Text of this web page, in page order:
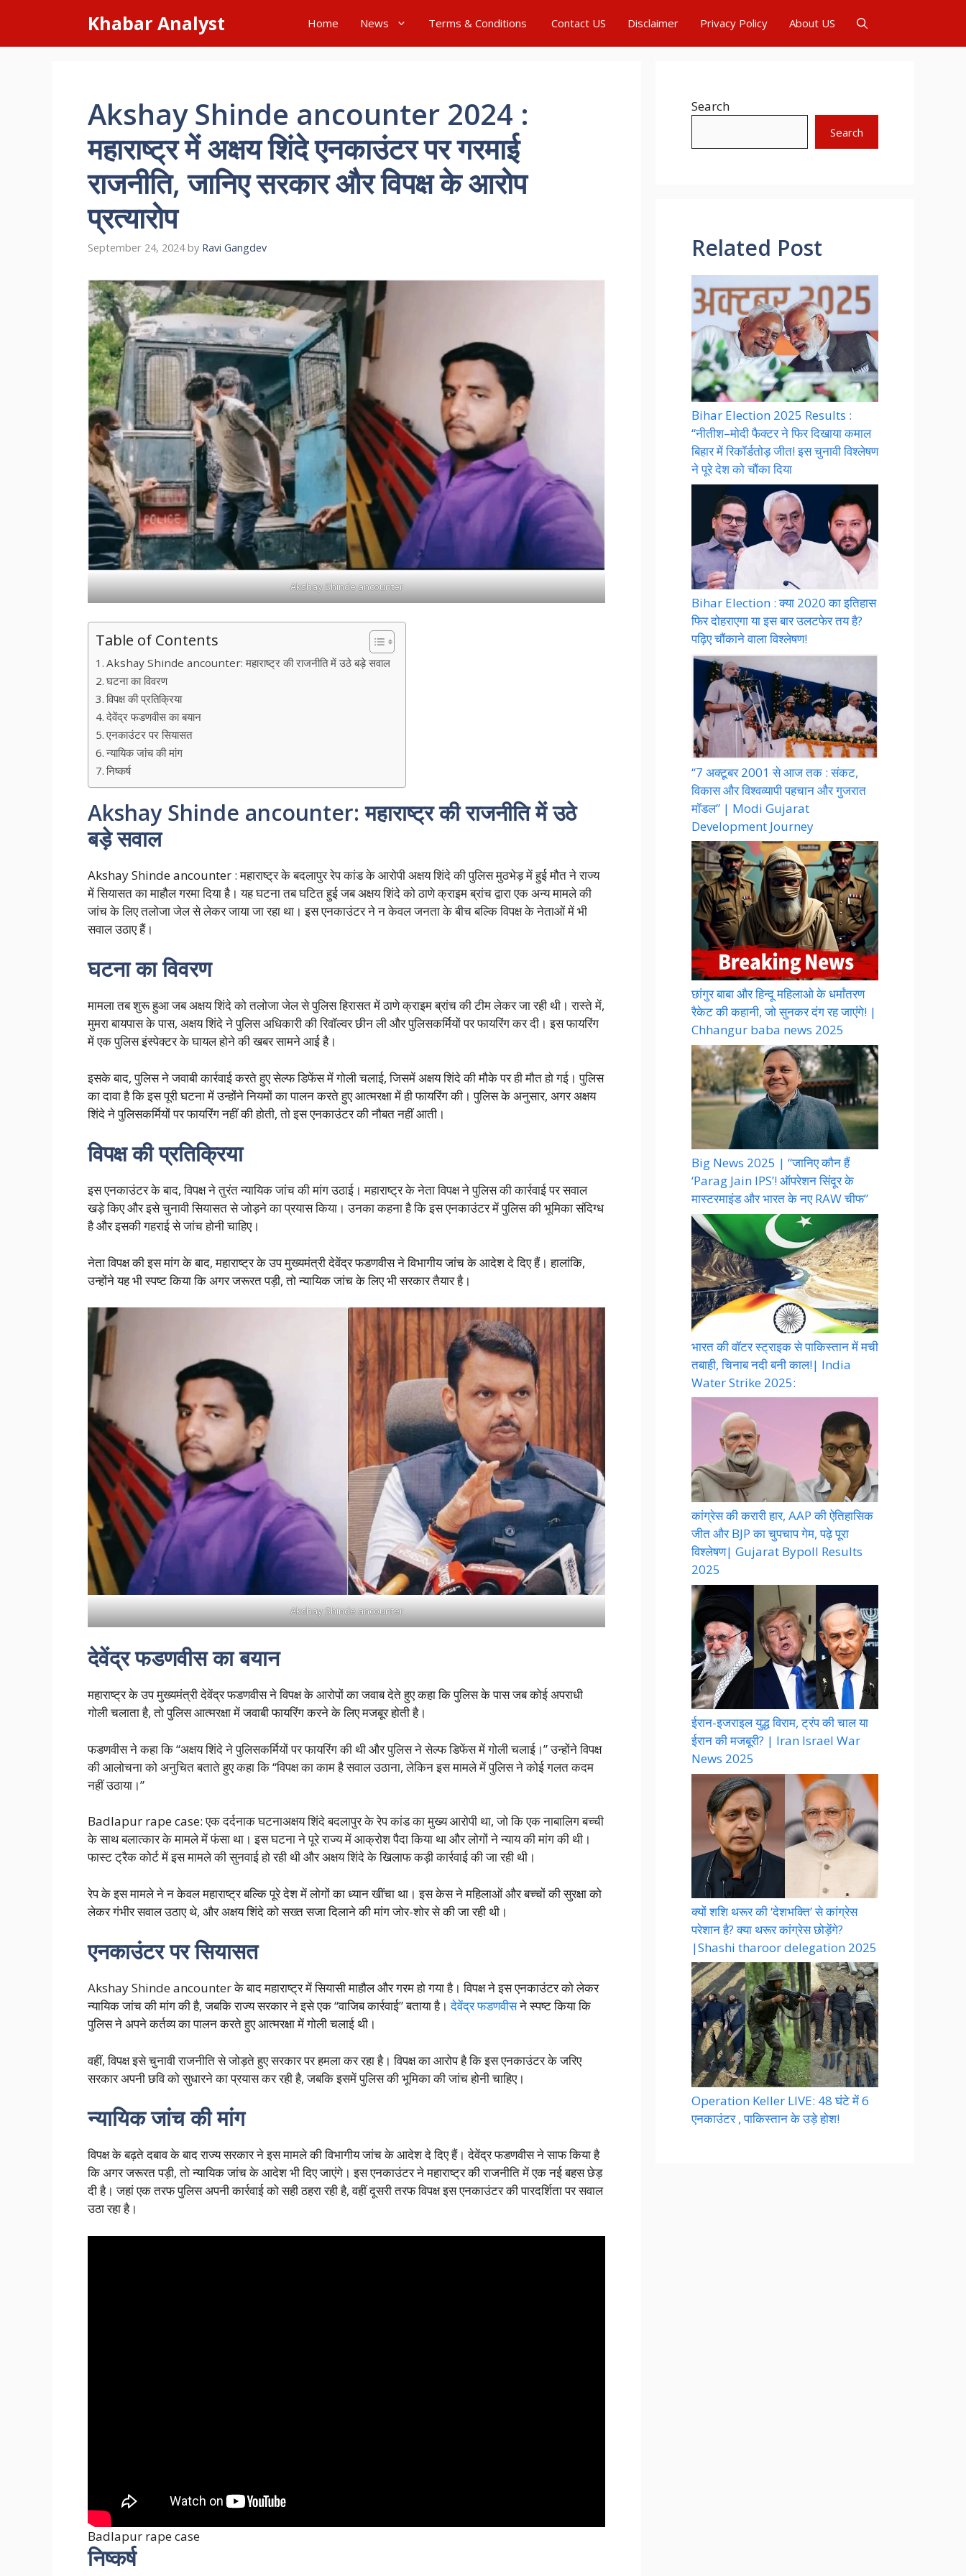
content
Khabar Analyst Home News Terms & Conditions Contact US Disclaimer Privacy Policy About US
Akshay Shinde ancounter 2024 :
महाराष्ट्र में अक्षय शिंदे एनकाउंटर पर गरमाई
राजनीति, जानिए सरकार और विपक्ष के आरोप
प्रत्यारोप
September 24, 2024 by Ravi Gangdev
Akshay Shinde ancounter
Table of Contents
Akshay Shinde ancounter: महाराष्ट्र की राजनीति में उठे बड़े सवाल
घटना का विवरण
विपक्ष की प्रतिक्रिया
देवेंद्र फडणवीस का बयान
एनकाउंटर पर सियासत
न्यायिक जांच की मांग
निष्कर्ष
Akshay Shinde ancounter: महाराष्ट्र की राजनीति में उठे
बड़े सवाल
Akshay Shinde ancounter : महाराष्ट्र के बदलापुर रेप कांड के आरोपी अक्षय शिंदे की पुलिस मुठभेड़ में हुई मौत ने राज्य
में सियासत का माहौल गरमा दिया है। यह घटना तब घटित हुई जब अक्षय शिंदे को ठाणे क्राइम ब्रांच द्वारा एक अन्य मामले की
जांच के लिए तलोजा जेल से लेकर जाया जा रहा था। इस एनकाउंटर ने न केवल जनता के बीच बल्कि विपक्ष के नेताओं में भी
सवाल उठाए हैं।
घटना का विवरण
मामला तब शुरू हुआ जब अक्षय शिंदे को तलोजा जेल से पुलिस हिरासत में ठाणे क्राइम ब्रांच की टीम लेकर जा रही थी। रास्ते में,
मुमरा बायपास के पास, अक्षय शिंदे ने पुलिस अधिकारी की रिवॉल्वर छीन ली और पुलिसकर्मियों पर फायरिंग कर दी। इस फायरिंग
में एक पुलिस इंस्पेक्टर के घायल होने की खबर सामने आई है।
इसके बाद, पुलिस ने जवाबी कार्रवाई करते हुए सेल्फ डिफेंस में गोली चलाई, जिसमें अक्षय शिंदे की मौके पर ही मौत हो गई। पुलिस
का दावा है कि इस पूरी घटना में उन्होंने नियमों का पालन करते हुए आत्मरक्षा में ही फायरिंग की। पुलिस के अनुसार, अगर अक्षय
शिंदे ने पुलिसकर्मियों पर फायरिंग नहीं की होती, तो इस एनकाउंटर की नौबत नहीं आती।
विपक्ष की प्रतिक्रिया
इस एनकाउंटर के बाद, विपक्ष ने तुरंत न्यायिक जांच की मांग उठाई। महाराष्ट्र के नेता विपक्ष ने पुलिस की कार्रवाई पर सवाल
खड़े किए और इसे चुनावी सियासत से जोड़ने का प्रयास किया। उनका कहना है कि इस एनकाउंटर में पुलिस की भूमिका संदिग्ध
है और इसकी गहराई से जांच होनी चाहिए।
नेता विपक्ष की इस मांग के बाद, महाराष्ट्र के उप मुख्यमंत्री देवेंद्र फडणवीस ने विभागीय जांच के आदेश दे दिए हैं। हालांकि,
उन्होंने यह भी स्पष्ट किया कि अगर जरूरत पड़ी, तो न्यायिक जांच के लिए भी सरकार तैयार है।
Akshay Shinde ancounter
देवेंद्र फडणवीस का बयान
महाराष्ट्र के उप मुख्यमंत्री देवेंद्र फडणवीस ने विपक्ष के आरोपों का जवाब देते हुए कहा कि पुलिस के पास जब कोई अपराधी
गोली चलाता है, तो पुलिस आत्मरक्षा में जवाबी फायरिंग करने के लिए मजबूर होती है।
फडणवीस ने कहा कि “अक्षय शिंदे ने पुलिसकर्मियों पर फायरिंग की थी और पुलिस ने सेल्फ डिफेंस में गोली चलाई।” उन्होंने विपक्ष
की आलोचना को अनुचित बताते हुए कहा कि “विपक्ष का काम है सवाल उठाना, लेकिन इस मामले में पुलिस ने कोई गलत कदम
नहीं उठाया।”
Badlapur rape case: एक दर्दनाक घटनाअक्षय शिंदे बदलापुर के रेप कांड का मुख्य आरोपी था, जो कि एक नाबालिग बच्ची
के साथ बलात्कार के मामले में फंसा था। इस घटना ने पूरे राज्य में आक्रोश पैदा किया था और लोगों ने न्याय की मांग की थी।
फास्ट ट्रैक कोर्ट में इस मामले की सुनवाई हो रही थी और अक्षय शिंदे के खिलाफ कड़ी कार्रवाई की जा रही थी।
रेप के इस मामले ने न केवल महाराष्ट्र बल्कि पूरे देश में लोगों का ध्यान खींचा था। इस केस ने महिलाओं और बच्चों की सुरक्षा को
लेकर गंभीर सवाल उठाए थे, और अक्षय शिंदे को सख्त सजा दिलाने की मांग जोर-शोर से की जा रही थी।
एनकाउंटर पर सियासत
Akshay Shinde ancounter के बाद महाराष्ट्र में सियासी माहौल और गरम हो गया है। विपक्ष ने इस एनकाउंटर को लेकर
न्यायिक जांच की मांग की है, जबकि राज्य सरकार ने इसे एक “वाजिब कार्रवाई” बताया है।देवेंद्र फडणवीसने स्पष्ट किया कि
पुलिस ने अपने कर्तव्य का पालन करते हुए आत्मरक्षा में गोली चलाई थी।
वहीं, विपक्ष इसे चुनावी राजनीति से जोड़ते हुए सरकार पर हमला कर रहा है। विपक्ष का आरोप है कि इस एनकाउंटर के जरिए
सरकार अपनी छवि को सुधारने का प्रयास कर रही है, जबकि इसमें पुलिस की भूमिका की जांच होनी चाहिए।
न्यायिक जांच की मांग
विपक्ष के बढ़ते दबाव के बाद राज्य सरकार ने इस मामले की विभागीय जांच के आदेश दे दिए हैं। देवेंद्र फडणवीस ने साफ किया है
कि अगर जरूरत पड़ी, तो न्यायिक जांच के आदेश भी दिए जाएंगे। इस एनकाउंटर ने महाराष्ट्र की राजनीति में एक नई बहस छेड़
दी है। जहां एक तरफ पुलिस अपनी कार्रवाई को सही ठहरा रही है, वहीं दूसरी तरफ विपक्ष इस एनकाउंटर की पारदर्शिता पर सवाल
उठा रहा है।
Badlapur rape case
निष्कर्ष
Search
Search
Related Post
Bihar Election 2025 Results :
“नीतीश–मोदी फैक्टर ने फिर दिखाया कमाल
बिहार में रिकॉर्डतोड़ जीत! इस चुनावी विश्लेषण
ने पूरे देश को चौंका दिया
Bihar Election : क्या 2020 का इतिहास
फिर दोहराएगा या इस बार उलटफेर तय है?
पढ़िए चौंकाने वाला विश्लेषण!
“7 अक्टूबर 2001 से आज तक : संकट,
विकास और विश्वव्यापी पहचान और गुजरात
मॉडल” | Modi Gujarat
Development Journey
छांगुर बाबा और हिन्दू महिलाओ के धर्मांतरण
रैकेट की कहानी, जो सुनकर दंग रह जाएंगे! |
Chhangur baba news 2025
Big News 2025 | “जानिए कौन हैं
‘Parag Jain IPS’! ऑपरेशन सिंदूर के
मास्टरमाइंड और भारत के नए RAW चीफ”
भारत की वॉटर स्ट्राइक से पाकिस्तान में मची
तबाही, चिनाब नदी बनी काल!| India
Water Strike 2025:
कांग्रेस की करारी हार, AAP की ऐतिहासिक
जीत और BJP का चुपचाप गेम, पढ़े पूरा
विश्लेषण| Gujarat Bypoll Results
2025
ईरान-इजराइल युद्ध विराम, ट्रंप की चाल या
ईरान की मजबूरी? | Iran Israel War
News 2025
क्यों शशि थरूर की ‘देशभक्ति’ से कांग्रेस
परेशान है? क्या थरूर कांग्रेस छोड़ेंगे?
|Shashi tharoor delegation 2025
Operation Keller LIVE: 48 घंटे में 6
एनकाउंटर , पाकिस्तान के उड़े होश!